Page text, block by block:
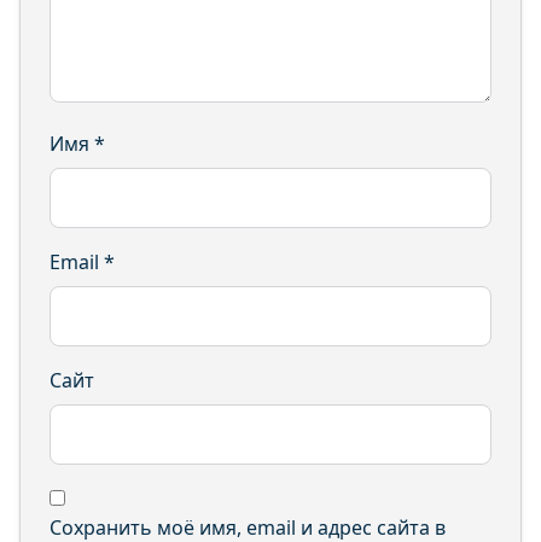
Имя *
Email *
Сайт
Сохранить моё имя, email и адрес сайта в